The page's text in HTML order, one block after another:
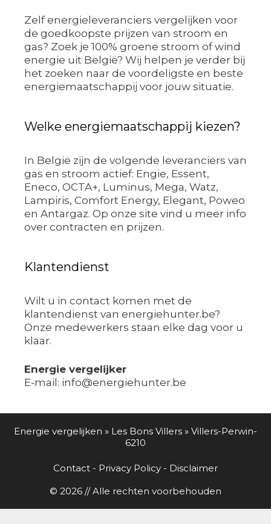
Zelf energieleveranciers vergelijken voor
de goedkoopste prijzen van stroom en
gas? Zoek je 100% groene stroom of wind
energie uit België? Wij helpen je verder bij
het zoeken naar de voordeligste en beste
energiemaatschappij voor jouw situatie.
Welke energiemaatschappij kiezen?
In België zijn de volgende leveranciers van
gas en stroom actief: Engie, Essent,
Eneco, OCTA+, Luminus, Mega, Watz,
Lampiris, Comfort Energy, Elegant, Poweo
en Antargaz. Op onze site vind u meer info
over contracten en prijzen.
Klantendienst
Wilt u in contact komen met de
klantendienst van energiehunter.be?
Onze medewerkers staan elke dag voor u
klaar.
Energie vergelijker
E-mail: info@energiehunter.be
Energie vergelijken » Les Bons Villers » Villers-Perwin-
6210
Contact - Privacy Policy - Disclaimer
© 2026 // Alle rechten voorbehouden